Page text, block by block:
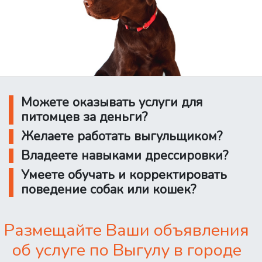
Можете оказывать услуги для
питомцев за деньги?
Желаете работать выгульщиком?
Владеете навыками дрессировки?
Умеете обучать и корректировать
поведение собак или кошек?
Размещайте Ваши объявления
об услуге по Выгулу в городе